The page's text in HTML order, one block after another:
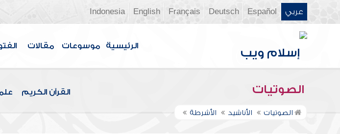
عربي Español
Deutsch
Français
English
Indonesia
الرئيسية موسوعات مقالات
الصوتيات القرآن الكريم
الصوتيات الأناشيد الأشرطة